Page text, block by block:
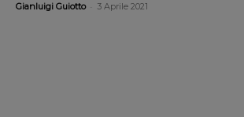
Gianluigi Guiotto 3 Aprile 2021